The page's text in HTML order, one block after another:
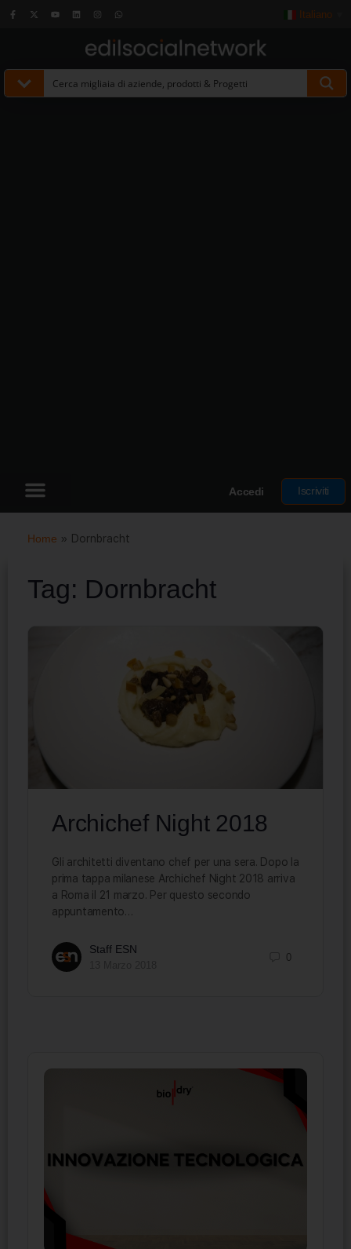
Italiano
Accedi Iscriviti
Home » Dornbracht
Tag: Dornbracht
Archichef Night 2018
Gli architetti diventano chef per una sera. Dopo la
prima tappa milanese Archichef Night 2018 arriva
a Roma il 21 marzo. Per questo secondo
appuntamento…
Staff ESN
0